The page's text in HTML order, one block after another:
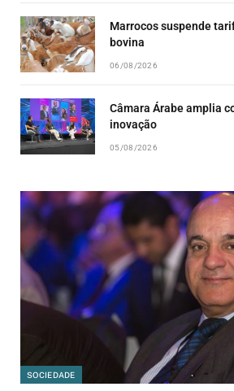
Marrocos suspende
bovina
06/08/2026
Câmara Árabe amplia
inovação
05/08/2026
SOCIEDADE